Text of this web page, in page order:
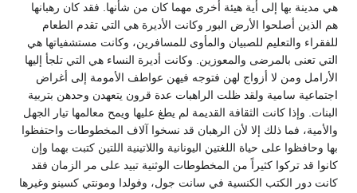
هي مدينة بها إلى أية هيئة أخرى مهما كان من شأنها. فقد كان رهبانها
هم الذين أصلحوا الأرض البور وكانت الأديرة هي التي تقدم الطعام
للفقراء والتعليم للصبيان والمأوى للمسافرين، وكانت مستشفياتها هي
التي تعنى بالمرضى والمعوزين. وكانت أديرة النساء هي التي تلجأ إليها
الأرامل ومن لا أزواج لهن فتوجه فيهن عواطف الأمومة إلى أغراض
اجتماعية سامية ولقد ظلت الراهبات عدة قرون يتعهدن وحدهن بتربية
البنات. وإذا كانت الثقافة القديمة لم يطغ عليها ويمح معالمها تيار الجهل
والأمية، فما ذلك إلا لأن الرهبان قد نسخوا آلاف المخطوطات واحتفظوا
بها وحافظوا على حياة اللغتين اليونانية واللاتينية اللتين كتبت بهما وإن
كانوا قد تركوا كثيراً من المخطوطات الوثنية تبيد على مر الزمان فقد
كانت دور الكتب الكنسية في سانت جول، وفولدا ومونتي كسينو وغيرها